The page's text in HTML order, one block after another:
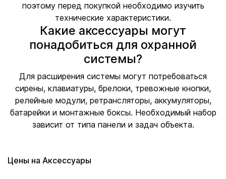
поэтому перед покупкой необходимо изучить
технические характеристики.
Какие аксессуары могут
понадобиться для охранной
системы?
Для расширения системы могут потребоваться
сирены, клавиатуры, брелоки, тревожные кнопки,
релейные модули, ретрансляторы, аккумуляторы,
батарейки и монтажные боксы. Необходимый набор
зависит от типа панели и задач объекта.
Цены на Аксессуары